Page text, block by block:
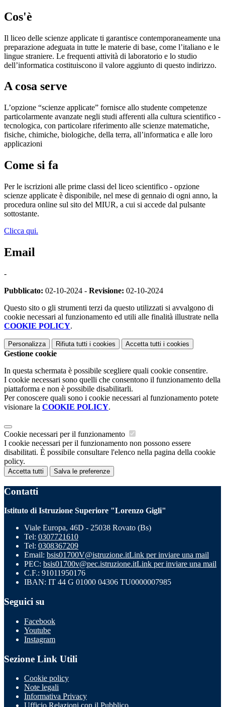
Cos'è
Il liceo delle scienze applicate ti garantisce contemporaneamente una
preparazione adeguata in tutte le materie di base, come l’italiano e le
lingue straniere. Le frequenti attività di laboratorio e lo studio
dell’informatica costituiscono il valore aggiunto di questo indirizzo.
A cosa serve
L’opzione “scienze applicate” fornisce allo studente competenze
particolarmente avanzate negli studi afferenti alla cultura scientifico -
tecnologica, con particolare riferimento alle scienze matematiche,
fisiche, chimiche, biologiche, della terra, all’informatica e alle loro
applicazioni
Come si fa
Per le iscrizioni alle prime classi del liceo scientifico - opzione
scienze applicate è disponibile, nel mese di gennaio di ogni anno, la
procedura online sul sito del MIUR, a cui si accede dal pulsante
sottostante.
Clicca qui.
Email
-
Pubblicato: 02-10-2024 - Revisione: 02-10-2024
Questo sito o gli strumenti terzi da questo utilizzati si avvalgono di
cookie necessari al funzionamento ed utili alle finalità illustrate nella
COOKIE POLICY.
Personalizza Rifiuta tutti i cookies Accetta tutti i cookies
Gestione cookie
In questa schermata è possibile scegliere quali cookie consentire.
I cookie necessari sono quelli che consentono il funzionamento della
piattaforma e non è possibile disabilitarli.
Per conoscere quali sono i cookie necessari al funzionamento potete
visionare la COOKIE POLICY.
Cookie necessari per il funzionamento
I cookie necessari per il funzionamento non possono essere
disabilitati. È possibile consultare l'elenco nella pagina della cookie
policy.
Accetta tutti Salva le preferenze
Contatti
Istituto di Istruzione Superiore "Lorenzo Gigli"
Viale Europa, 46D - 25038 Rovato (Bs)
Tel: 0307721610
Tel: 0308367209
Email: bsis01700V@istruzione.itLink per inviare una mail
PEC: bsis01700v@pec.istruzione.itLink per inviare una mail
C.F.: 91011950176
IBAN: IT 44 G 01000 04306 TU0000007985
Seguici su
Facebook
Youtube
Instagram
Sezione Link Utili
Cookie policy
Note legali
Informativa Privacy